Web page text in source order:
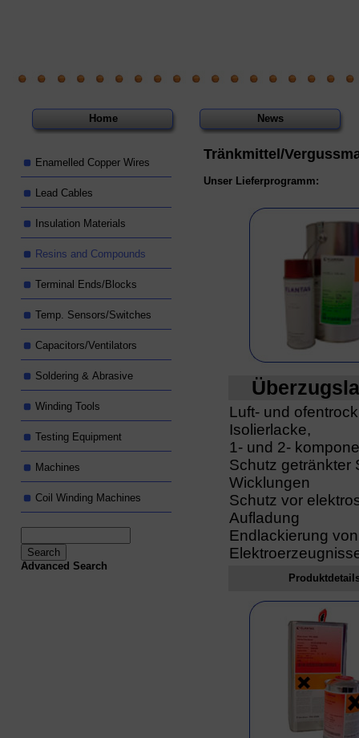
Home News
Enamelled Copper Wires
Lead Cables
Insulation Materials
Resins and Compounds
Terminal Ends/Blocks
Temp. Sensors/Switches
Capacitors/Ventilators
Soldering & Abrasive
Winding Tools
Testing Equipment
Machines
Coil Winding Machines
Advanced Search
Tränkmittel/
Unser Lieferprogramm:
Luft- und
Isolierlacke,
1- und 2-
Schutz getränkter
Wicklungen
Schutz vor
Aufladung
Endlackierung von